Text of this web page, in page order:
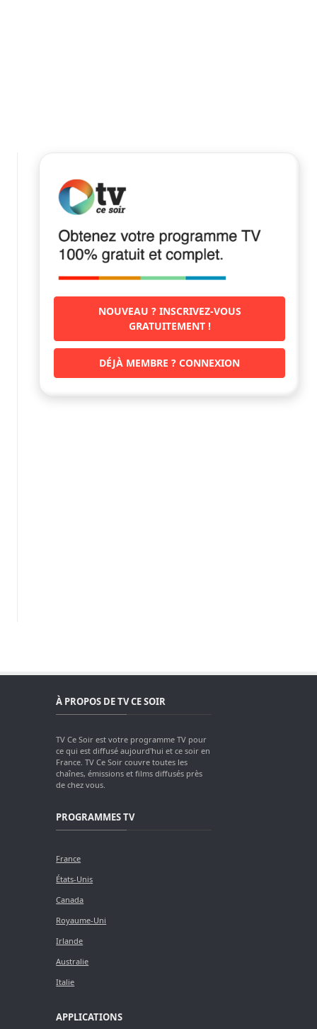
NOUVEAU ? INSCRIVEZ-VOUS
GRATUITEMENT !
DÉJÀ MEMBRE ? CONNEXION
À PROPOS DE TV CE SOIR
TV Ce Soir est votre programme TV pour
ce qui est diffusé aujourd'hui et ce soir en
France. TV Ce Soir couvre toutes les
chaînes, émissions et films diffusés près
de chez vous.
PROGRAMMES TV
France
États-Unis
Canada
Royaume-Uni
Irlande
Australie
Italie
APPLICATIONS